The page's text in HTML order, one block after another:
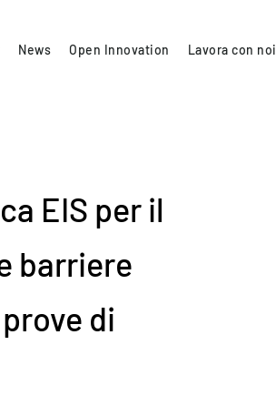
News Open Innovation Lavora con noi
EIS per il
barriere
di